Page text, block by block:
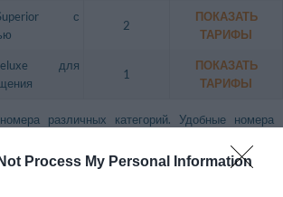
Process My Personal Information
с
2
ПОКАЗАТЬ
ТАРИФЫ
для
1
ПОКАЗАТЬ
ТАРИФЫ
различных категорий. Удобные номера